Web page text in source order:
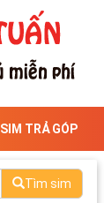
SIM TRẢ GÓP
Tìm sim